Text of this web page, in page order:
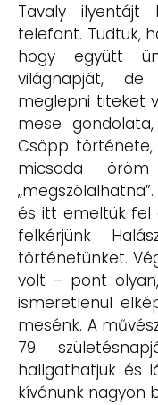
Tavaly
telefont. Tudtuk,
hogy együtt
világnapját, de
meglepni titeket
mese
Csöpp
micsoda
és itt emeltük fel
felkérjünk
történetünket.
volt – pont
ismeretlenül
mesénk. A
79.
hallgathatjuk és
kívánunk nagyon